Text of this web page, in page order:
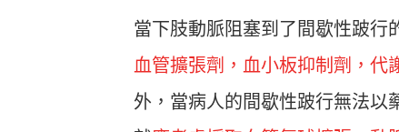
當下肢動脈阻塞到了間歇性跛行
血管擴張劑，血小板抑制劑，代
外，當病人的間歇性跛行無法以